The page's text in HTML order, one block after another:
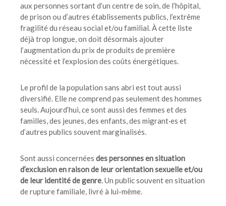
aux personnes sortant d’un centre de soin, de l’hôpital,
de prison ou d’autres établissements publics, l’extrême
fragilité du réseau social et/ou familial. À cette liste
déjà trop longue, on doit désormais ajouter
l’augmentation du prix de produits de première
nécessité et l’explosion des coûts énergétiques.
Le profil de la population sans abri est tout aussi
diversifié. Elle ne comprend pas seulement des hommes
seuls. Aujourd’hui, ce sont aussi des femmes et des
familles, des jeunes, des enfants, des migrant·es et
d’autres publics souvent marginalisés.
Sont aussi concernées des personnes en situation
d’exclusion en raison de leur orientation sexuelle et/ou
de leur identité de genre. Un public souvent en situation
de rupture familiale, livré à lui-même.